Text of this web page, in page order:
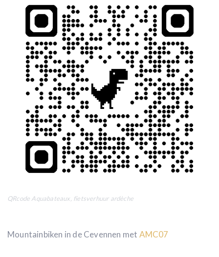
QRcode Aquabateaux, fietsverhuur ardèche
Mountainbiken in de Cevennen met AMC07